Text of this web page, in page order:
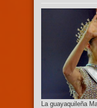
La guayaquileña